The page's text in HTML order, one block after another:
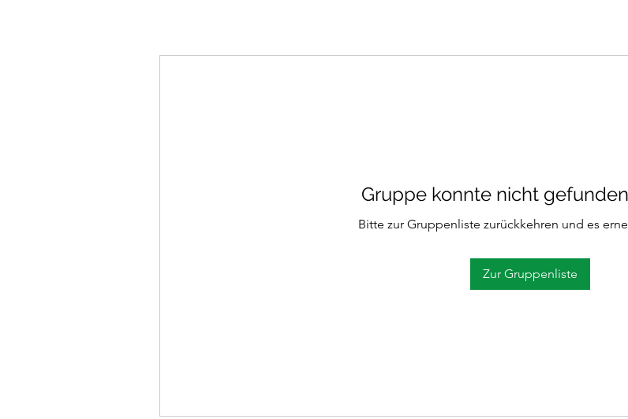
Gruppe konnte nicht
Bitte zur Gruppenliste zurückkehren und es
Zur Gruppenliste